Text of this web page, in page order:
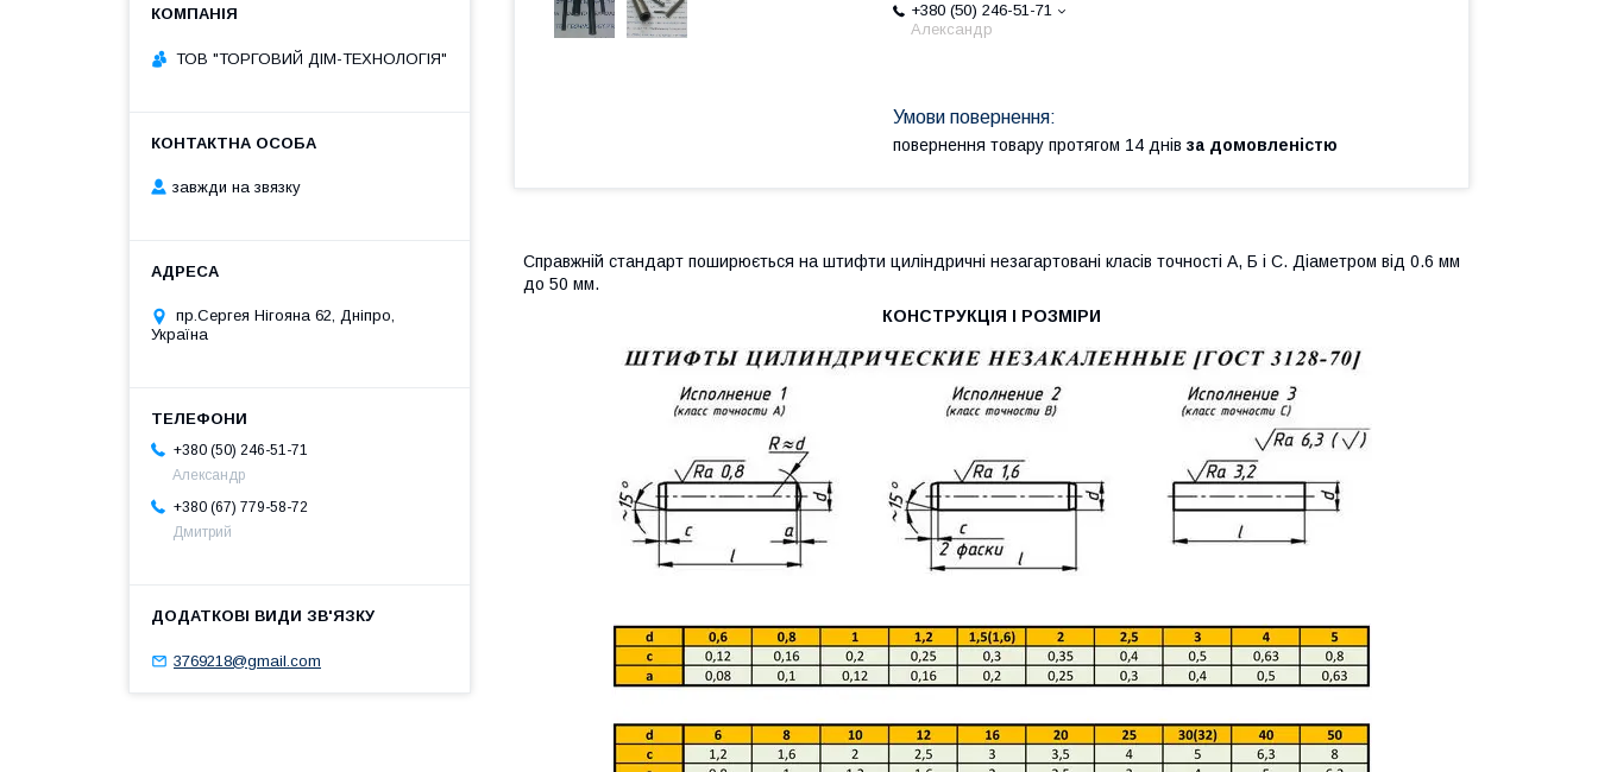
+380 (50) 246-51-71
Александр
повернення товару протягом 14 днів за домовленістю
Справжній стандарт поширюється на штифти циліндричні незагартовані класів точності А, Б і С. Діаметром від 0.6 мм
до 50 мм.
КОНСТРУКЦІЯ І РОЗМІРИ
ТОВ "ТОРГОВИЙ ДІМ-ТЕХНОЛОГІЯ"
завжди на звязку
пр.Сергея Нігояна 62, Дніпро,
Україна
+380 (50) 246-51-71
Александр
+380 (67) 779-58-72
Дмитрий
3769218@gmail.com